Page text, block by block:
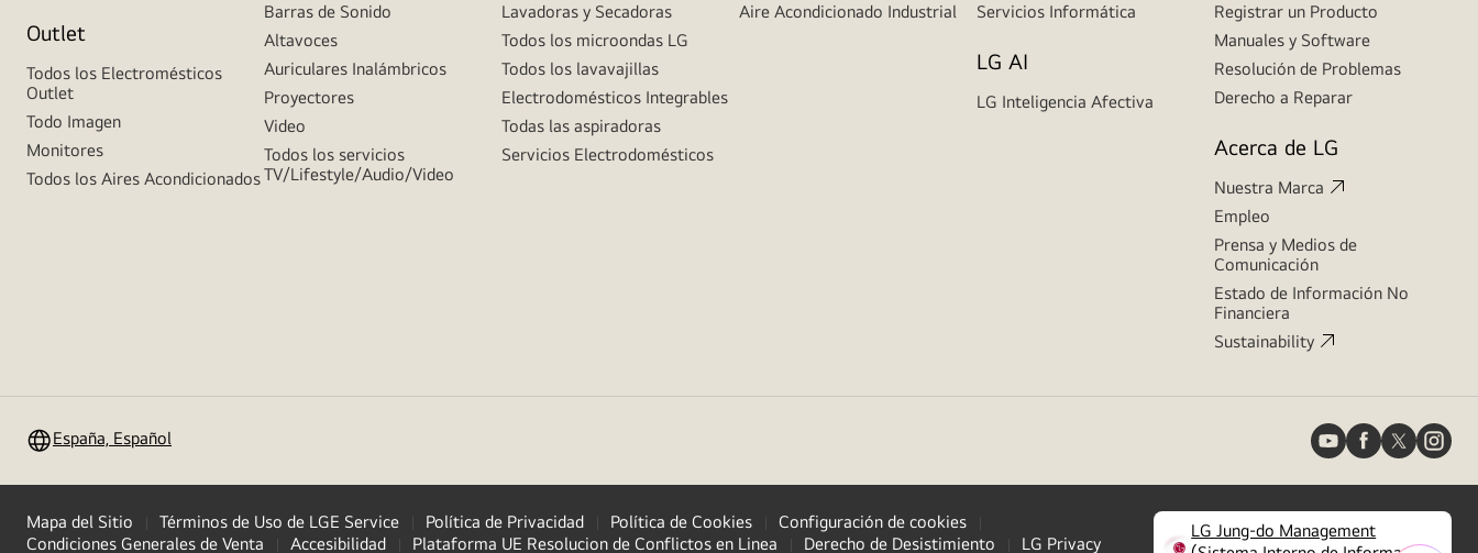
Outlet
Todos los Electromésticos
Outlet
Todo Imagen
Monitores
Todos los Aires Acondicionados
Barras de Sonido
Altavoces
Auriculares Inalámbricos
Proyectores
Video
Todos los servicios
TV/Lifestyle/Audio/Video
Lavadoras y Secadoras
Todos los microondas LG
Todos los lavavajillas
Electrodomésticos Integrables
Todas las aspiradoras
Servicios Electrodomésticos
Aire Acondicionado Industrial
Servicios Informática
LG AI
LG Inteligencia Afectiva
Registrar un Producto
Manuales y Software
Resolución de Problemas
Derecho a Reparar
Acerca de LG
Nuestra Marca
Empleo
Prensa y Medios de
Comunicación
Estado de Información No
Financiera
Sustainability
España, Español
Mapa del Sitio Términos de Uso de LGE Service Política de Privacidad Política de Cookies
Configuración de cookies
Condiciones Generales de Venta
Accesibilidad Plataforma UE Resolucion de Conflictos en Linea Derecho de Desistimiento LG Privacy
LG Jung-do Management